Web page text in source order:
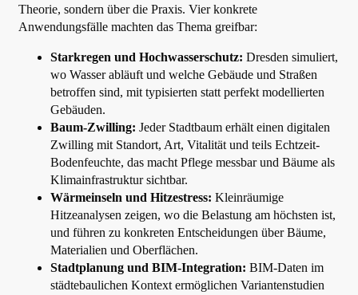
Theorie, sondern über die Praxis. Vier konkrete
Anwendungsfälle machten das Thema greifbar:
Starkregen und Hochwasserschutz: Dresden simuliert,
wo Wasser abläuft und welche Gebäude und Straßen
betroffen sind, mit typisierten statt perfekt modellierten
Gebäuden.
Baum-Zwilling: Jeder Stadtbaum erhält einen digitalen
Zwilling mit Standort, Art, Vitalität und teils Echtzeit-
Bodenfeuchte, das macht Pflege messbar und Bäume als
Klimainfrastruktur sichtbar.
Wärmeinseln und Hitzestress: Kleinräumige
Hitzeanalysen zeigen, wo die Belastung am höchsten ist,
und führen zu konkreten Entscheidungen über Bäume,
Materialien und Oberflächen.
Stadtplanung und BIM-Integration: BIM-Daten im
städtebaulichen Kontext ermöglichen Variantenstudien